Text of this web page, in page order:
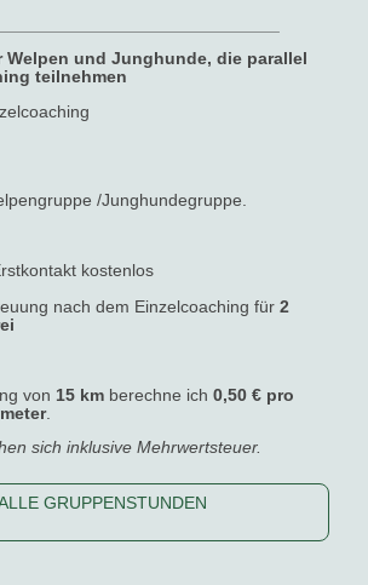
Welpen und Junghunde, die parallel
teilnehmen
/Junghundegruppe.
kostenlos
nach dem Einzelcoaching für 2
von 15 km berechne ich 0,50 € pro
.
sich inklusive Mehrwertsteuer.
GRUPPENSTUNDEN